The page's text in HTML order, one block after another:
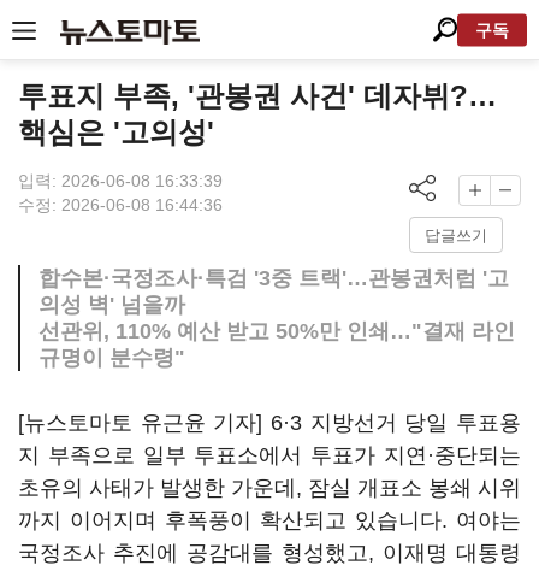
구독
투표지 부족, '관봉권 사건' 데자뷔?…
핵심은 '고의성'
입력: 2026-06-08 16:33:39
수정: 2026-06-08 16:44:36
답글쓰기
합수본·국정조사·특검 '3중 트랙'…관봉권처럼 '고
의성 벽' 넘을까
선관위, 110% 예산 받고 50%만 인쇄…"결재 라인
규명이 분수령"
[뉴스토마토 유근윤 기자] 6·3 지방선거 당일 투표용
지 부족으로 일부 투표소에서 투표가 지연·중단되는
초유의 사태가 발생한 가운데, 잠실 개표소 봉쇄 시위
까지 이어지며 후폭풍이 확산되고 있습니다. 여야는
국정조사 추진에 공감대를 형성했고, 이재명 대통령